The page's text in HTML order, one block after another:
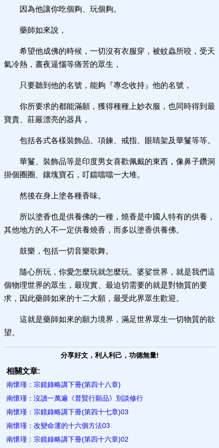
因為他讓你吃個夠、玩個夠。
藥師如來說，
希望他成佛的時候，一切沒有衣服穿，被蚊蟲所咬，受天
氣冷熱，晝夜逼惱等痛苦的眾生，
只要聽到他的名號，能夠『專念收持』他的名號，
你所要求的都能滿願，獲得種種上妙衣服，也同時得到最
寶貴、莊嚴漂亮的器具，
包括各式各樣裝飾品、項鍊、戒指、眼睛架及華鬘等等。
華鬘、裝飾品等是印度男女喜歡佩戴的東西，像鼻子鑽洞
掛個圈圈、鑲塊寶石，叮鐺噹噹一大堆。
然後在身上塗各種香味。
所以塗香也是供養佛的一種，燒香是中國人特有的供養，
其他地方的人不一定供養燒香，而多以塗香供養佛。
鼓樂，包括一切音樂歌舞。
隨心所玩，你愛怎麼玩就怎麼玩。婆娑世界，就是我們這
個物理世界的眾生，最現實、最迫切需要的就是對物質的要
求，因此藥師如來的十二大願，最受此界眾生歡迎。
這就是藥師如來的願力境界，滿足世界眾生一切物質的欲
望。
分享好文，利人利己，功德無量!
相關文章:
南懷瑾：宗鏡錄略講下冊(第四十八章)
南懷瑾：沒讀一萬遍《普賢行願品》別談修行
南懷瑾：宗鏡錄略講下冊(第四十七章)03
南懷瑾：改變命運的十六個方法03
南懷瑾：宗鏡錄略講下冊(第四十六章)02